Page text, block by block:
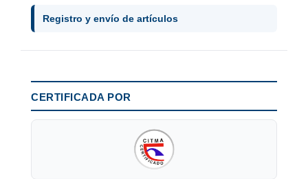
Registro y envío de artículos
CERTIFICADA POR